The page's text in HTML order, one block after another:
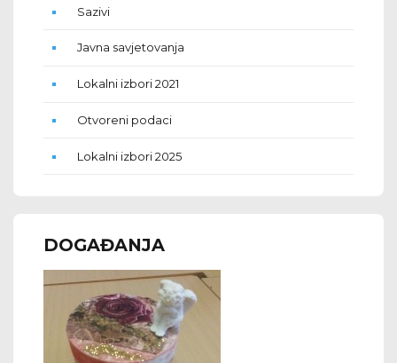
Sazivi
Javna savjetovanja
Lokalni izbori 2021
Otvoreni podaci
Lokalni izbori 2025
DOGAĐANJA